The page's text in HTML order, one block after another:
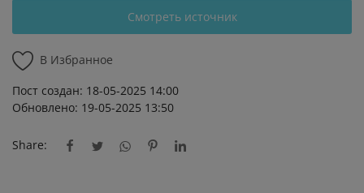
Смотреть источник
В Избранное
Пост создан: 18-05-2025 14:00
Обновлено: 19-05-2025 13:50
Share: